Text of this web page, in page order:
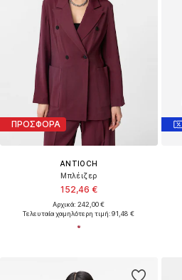
ΠΡΟΣΦΟΡΑ
ANTIOCH
Μπλέιζερ
152,46 €
Αρχικά: 242,00 €
Τελευταία χαμηλότερη τιμή:91,48 €